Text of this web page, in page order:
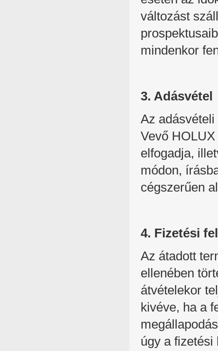
változást
mindenkor
3. Adásvétel
Az
Vevő
elfogadja,
módon,
cégszerűen
4. Fizetési
Az átadott
ellenében
átvételekor
kivéve, ha a
úgy a fizetési